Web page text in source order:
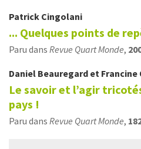
Patrick Cingolani
... Quelques points de
Paru dans Revue Quart Monde,
Daniel Beauregard et Francine
Le savoir et l’agir
pays !
Paru dans Revue Quart Monde,